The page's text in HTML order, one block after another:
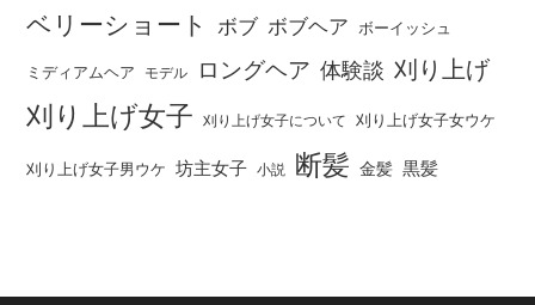
ベリーショート
ボブ ボブヘア ボーイッシュ
ミディアムヘア モデル ロングヘア 体験談 刈り上げ
刈り上げ女子 刈り上げ女子について 刈り上げ女子女ウケ
刈り上げ女子男ウケ 坊主女子 小説 断髪 金髪 黒髪